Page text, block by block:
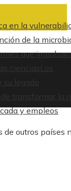
en la
de la
que
ciencias
Los
legado
transformar la
y empleos
de outros países